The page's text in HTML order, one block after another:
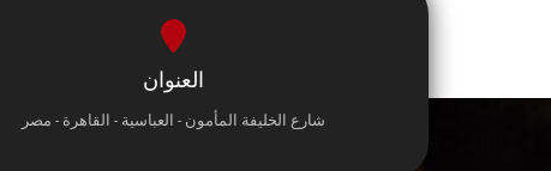
العنوان
شارع الخليفة المأمون - العباسية - القاهرة - مصر